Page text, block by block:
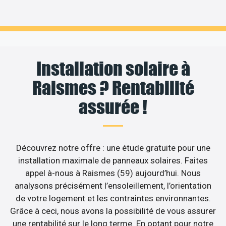
Installation solaire à
Raismes ? Rentabilité
assurée !
Découvrez notre offre : une étude gratuite pour une
installation maximale de panneaux solaires. Faites
appel à-nous à Raismes (59) aujourd’hui. Nous
analysons précisément l’ensoleillement, l’orientation
de votre logement et les contraintes environnantes.
Grâce à ceci, nous avons la possibilité de vous assurer
une rentabilité sur le long terme. En optant pour notre